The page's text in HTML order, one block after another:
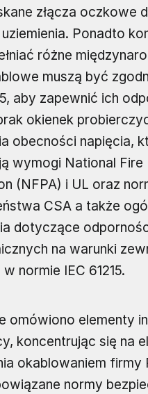
złącza oczkowe
uziemienia. Ponadto
różne
muszą być
aby zapewnić ich
okienek
obecności napięcia,
wymogi National
(NFPA) i UL oraz
CSA a także
dotyczące
na warunki
normie IEC 61215.
omówiono elementy
koncentrując się na
okablowaniem firmy
normy